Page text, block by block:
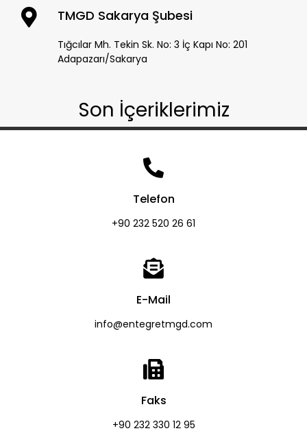
TMGD Sakarya Şubesi
Tığcılar Mh. Tekin Sk. No: 3 İç Kapı No: 201
Adapazarı/Sakarya
Son İçeriklerimiz
Telefon
+90 232 520 26 61
E-Mail
info@entegretmgd.com
Faks
+90 232 330 12 95